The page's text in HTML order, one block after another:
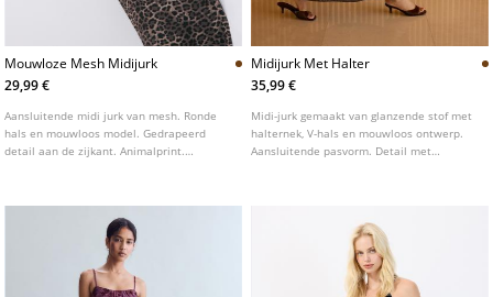
Mouwloze Mesh Midijurk
29,99 €
Aansluitende midi jurk van mesh. Ronde
hals en mouwloos model. Gedrapeerd
detail aan de zijkant. Animalprint.
Midijurk Met Halter
35,99 €
Midi-jurk gemaakt van glanzende stof met
halternek, V-hals en mouwloos ontwerp.
Aansluitende pasvorm. Detail met